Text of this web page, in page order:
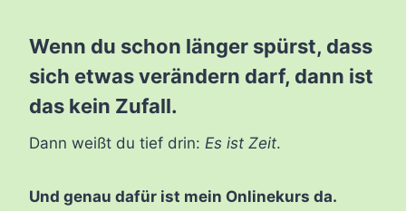
Wenn du schon länger spürst, dass
sich etwas verändern darf, dann ist
das kein Zufall.
Dann weißt du tief drin: Es ist Zeit.
Und genau dafür ist mein Onlinekurs da.